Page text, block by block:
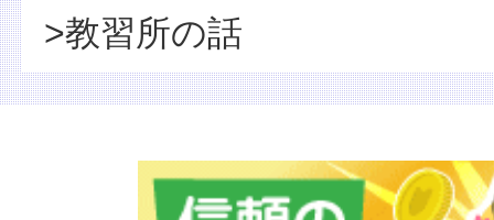
>教習所の話